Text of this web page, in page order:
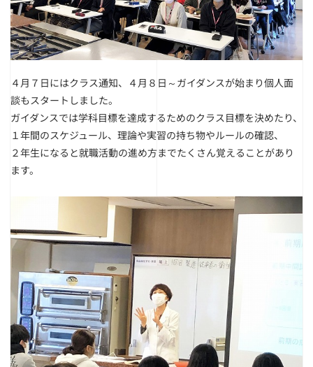
４月７日にはクラス通知、４月８日～ガイダンスが始まり個人面
談もスタートしました。
ガイダンスでは学科目標を達成するためのクラス目標を決めたり、
１年間のスケジュール、理論や実習の持ち物やルールの確認、
２年生になると就職活動の進め方までたくさん覚えることがあり
ます。